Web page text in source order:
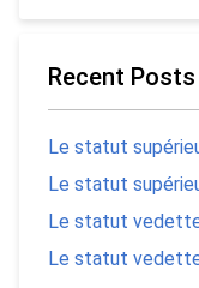
Recent Posts
Le statut
Le statut
Le statut
Le statut